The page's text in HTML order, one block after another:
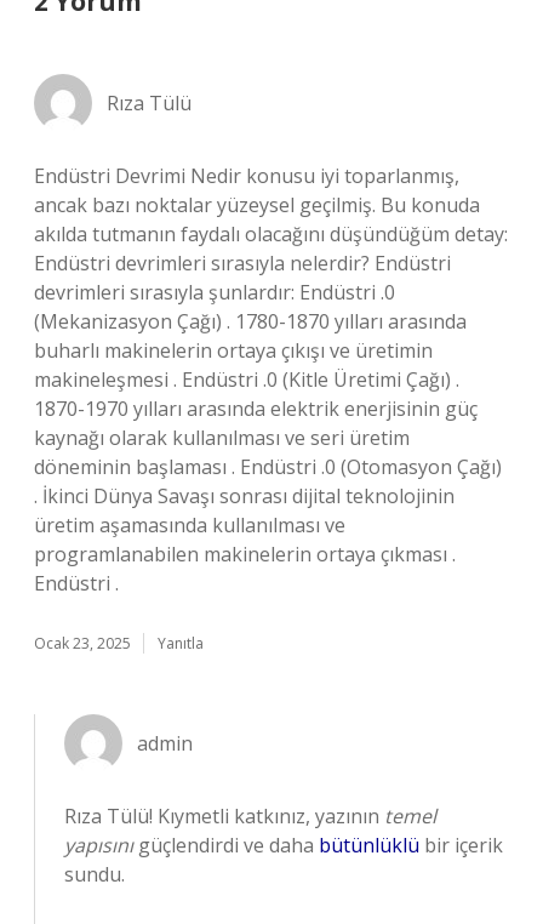
Rıza Tülü
Endüstri Devrimi Nedir konusu iyi toparlanmış,
ancak bazı noktalar yüzeysel geçilmiş. Bu konuda
akılda tutmanın faydalı olacağını düşündüğüm detay:
Endüstri devrimleri sırasıyla nelerdir? Endüstri
devrimleri sırasıyla şunlardır: Endüstri .0
(Mekanizasyon Çağı) . 1780-1870 yılları arasında
buharlı makinelerin ortaya çıkışı ve üretimin
makineleşmesi . Endüstri .0 (Kitle Üretimi Çağı) .
1870-1970 yılları arasında elektrik enerjisinin güç
kaynağı olarak kullanılması ve seri üretim
döneminin başlaması . Endüstri .0 (Otomasyon Çağı)
. İkinci Dünya Savaşı sonrası dijital teknolojinin
üretim aşamasında kullanılması ve
programlanabilen makinelerin ortaya çıkması .
Endüstri .
Ocak 23, 2025 Yanıtla
admin
Rıza Tülü! Kıymetli katkınız, yazının temel
yapısınıgüçlendirdi ve daha bütünlüklü bir içerik
sundu.